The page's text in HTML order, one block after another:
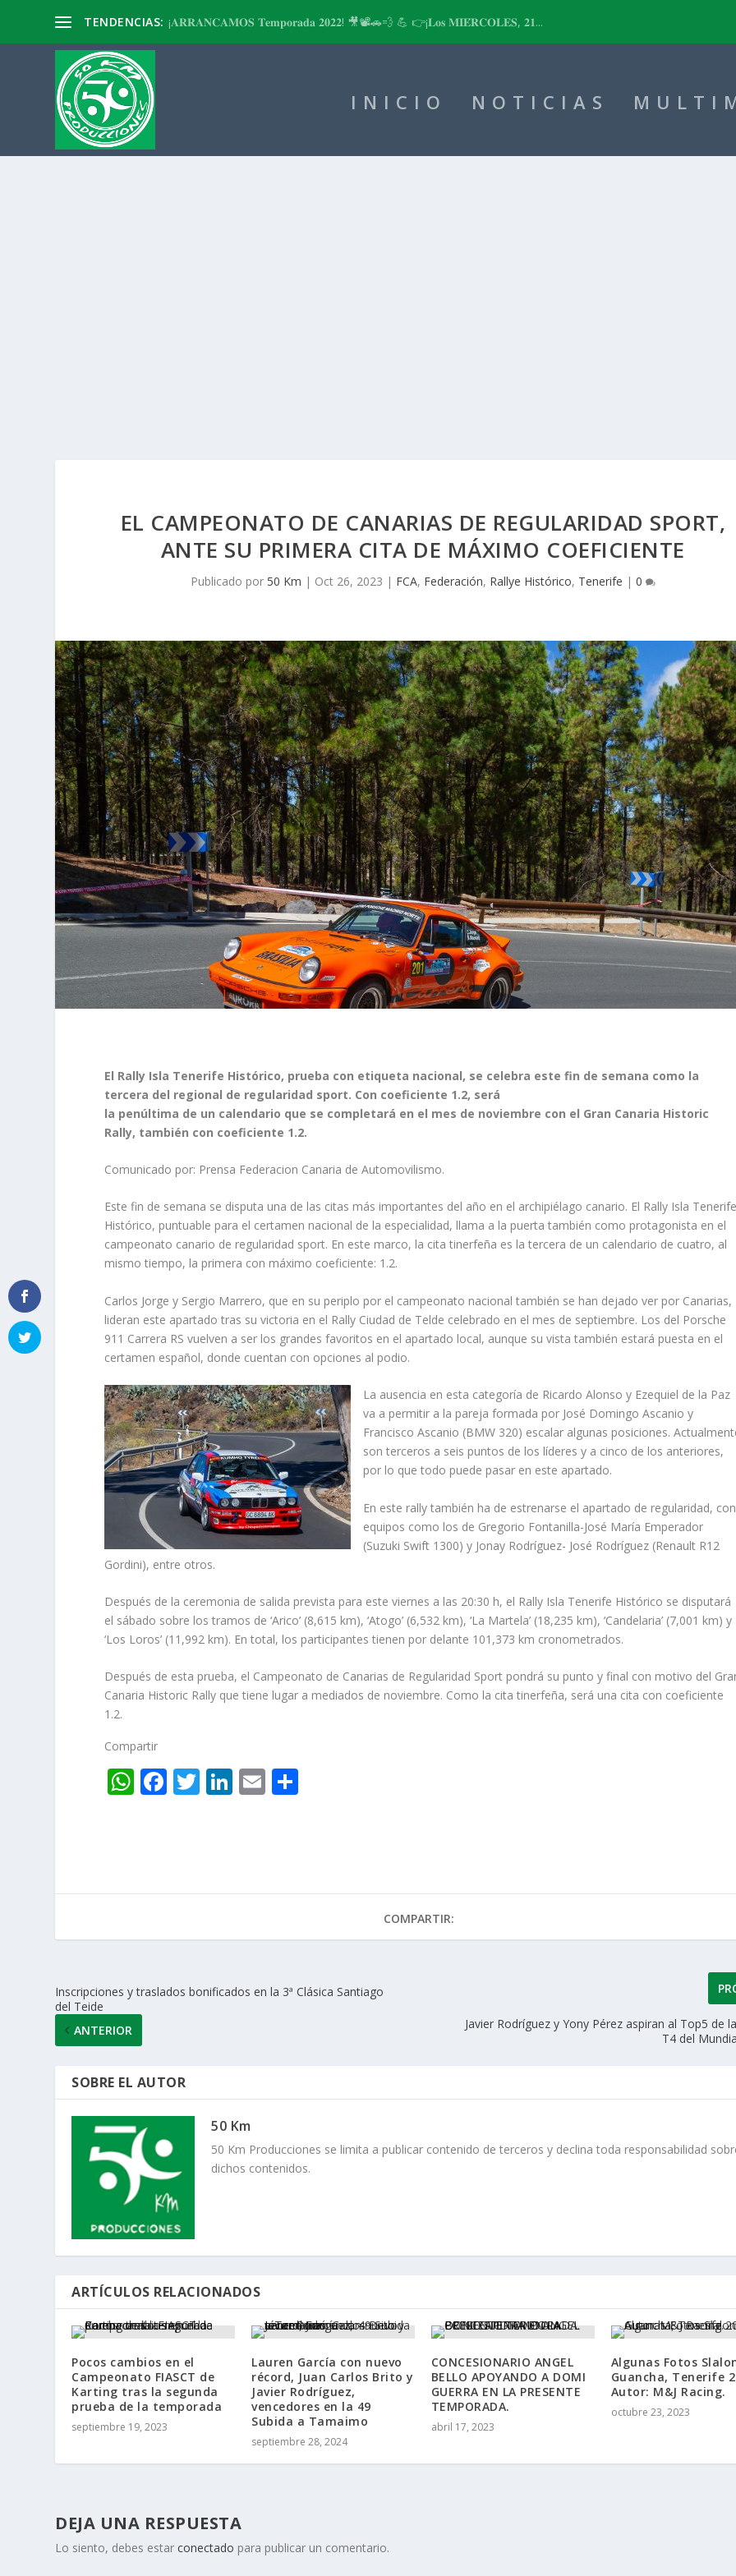
TENDENCIAS: ¡𝐀𝐑𝐑𝐀𝐍𝐂𝐀𝐌𝐎𝐒 𝐓𝐞𝐦𝐩𝐨𝐫𝐚𝐝𝐚 𝟐𝟎𝟐𝟐! 🎥📽🚗💨 💪 👉¡𝐋𝐨𝐬 𝐌𝐈𝐄́𝐑𝐂𝐎𝐋𝐄𝐒, 𝟐𝟏...
INICIO NOTICIAS
EL CAMPEONATO DE CANARIAS DE REGULARIDAD SPORT,
ANTE SU PRIMERA CITA DE MÁXIMO COEFICIENTE
Publicado por 50 Km | Oct 26, 2023 | FCA, Federación, Rallye Histórico, Tenerife | 0
El Rally Isla Tenerife Histórico, prueba con etiqueta nacional, se celebra este fin de semana como la
tercera del regional de regularidad sport. Con coeficiente 1.2, será
la penúltima de un calendario que se completará en el mes de noviembre con el Gran Canaria Historic
Rally, también con coeficiente 1.2.
Comunicado por: Prensa Federacion Canaria de Automovilismo.
Este fin de semana se disputa una de las citas más importantes del año en el archipiélago canario. El Rally Isla
Histórico, puntuable para el certamen nacional de la especialidad, llama a la puerta también como protagonista en el
campeonato canario de regularidad sport. En este marco, la cita tinerfeña es la tercera de un calendario de cuatro, al
mismo tiempo, la primera con máximo coeficiente: 1.2.
Carlos Jorge y Sergio Marrero, que en su periplo por el campeonato nacional también se han dejado ver por Canarias,
lideran este apartado tras su victoria en el Rally Ciudad de Telde celebrado en el mes de septiembre. Los del Porsche
911 Carrera RS vuelven a ser los grandes favoritos en el apartado local, aunque su vista también estará puesta en el
certamen español, donde cuentan con opciones al podio.
La ausencia en esta categoría de Ricardo Alonso y Ezequiel de la Paz
va a permitir a la pareja formada por José Domingo Ascanio y
Francisco Ascanio (BMW 320) escalar algunas posiciones.
son terceros a seis puntos de los líderes y a cinco de los anteriores,
por lo que todo puede pasar en este apartado.
En este rally también ha de estrenarse el apartado de regularidad, con
equipos como los de Gregorio Fontanilla-José María Emperador
(Suzuki Swift 1300) y Jonay Rodríguez- José Rodríguez (Renault R12
Gordini), entre otros.
Después de la ceremonia de salida prevista para este viernes a las 20:30 h, el Rally Isla Tenerife Histórico se disputará
el sábado sobre los tramos de ‘Arico’ (8,615 km), ‘Atogo’ (6,532 km), ‘La Martela’ (18,235 km), ‘Candelaria’ (7,001 km) y
‘Los Loros’ (11,992 km). En total, los participantes tienen por delante 101,373 km cronometrados.
Después de esta prueba, el Campeonato de Canarias de Regularidad Sport pondrá su punto y final con motivo del
Canaria Historic Rally que tiene lugar a mediados de noviembre. Como la cita tinerfeña, será una cita con coeficiente
1.2.
Compartir
W
A
p
F
o
k
T Li
dI
E
ar
r
COMPARTIR:
Inscripciones y traslados bonificados en la 3ª Clásica Santiago
del Teide
ANTERIOR
Javier Rodríguez y Yony Pérez aspiran al Top5 de
T4 del
SOBRE EL AUTOR
50 Km
50 Km Producciones se limita a publicar contenido de terceros y declina toda responsabilidad
dichos contenidos.
ARTÍCULOS RELACIONADOS
Pocos cambios en el
Campeonato FIASCT de
Karting tras la segunda
prueba de la temporada
septiembre 19, 2023
Lauren García con nuevo
récord, Juan Carlos Brito y
Javier Rodríguez,
vencedores en la 49
Subida a Tamaimo
septiembre 28, 2024
CONCESIONARIO ANGEL
BELLO APOYANDO A DOMI
GUERRA EN LA PRESENTE
TEMPORADA.
abril 17, 2023
Algunas Fotos
Guancha, Tenerife
Autor: M&J Racing.
octubre 23, 2023
DEJA UNA RESPUESTA
Lo siento, debes estarconectado para publicar un comentario.